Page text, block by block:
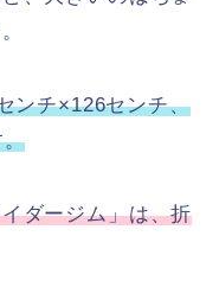
ンチ×126センチ、
ダージム」は、折